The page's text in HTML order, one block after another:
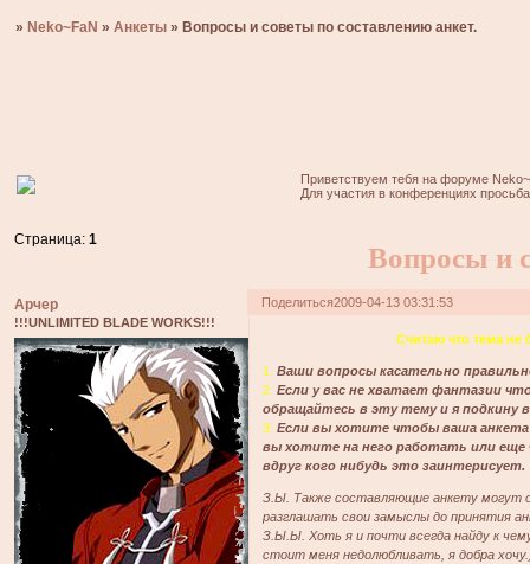
» Neko~FaN »Анкеты » Вопросы и советы по составлению анкет.
Приветствуем тебя на форуме
Для участия в конференциях
Вопросы и
Страница:1
Поделиться2009-04-13 03:31:53
Арчер
!!!UNLIMITED BLADE WORKS!!!
Считаю что тема не
1.
Ваши вопросы касательно
2. Если у вас не хватает фантазии
обращайтесь в эту тему и я подкину
3. Если вы хотите чтобы ваша анкета
вы хотите на него работать или
вдруг кого нибудь это заинтерисует.
З.Ы. Также составляющие анкету могут
разглашать свои замыслы до принятия
З.Ы.Ы. Хоть я и почти всегда найду к
стоит меня недолюбливать, я добра